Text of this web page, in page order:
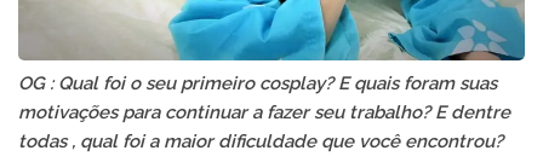
OG : Qual foi o seu primeiro cosplay? E quais foram suas
motivações para continuar a fazer seu trabalho? E dentre
todas , qual foi a maior dificuldade que você encontrou?